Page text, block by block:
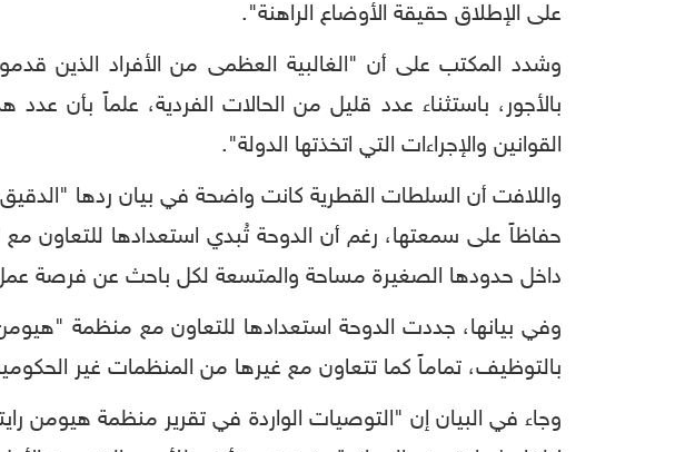
على الإطلاق حقيقة الأوضاع الراهنة".
وشدد المكتب على أن "الغالبية العظمى من الأفراد الذين
بالأجور، باستثناء عدد قليل من الحالات الفردية، علماً بأن
القوانين والإجراءات التي اتخذتها الدولة".
واللافت أن السلطات القطرية كانت واضحة في بيان ردها
حفاظاً على سمعتها، رغم أن الدوحة تُبدي استعدادها للتعاون
داخل حدودها الصغيرة مساحة والمتسعة لكل باحث عن فرصة
وفي بيانها، جددت الدوحة استعدادها للتعاون مع منظمة
بالتوظيف، تماماً كما تتعاون مع غيرها من المنظمات غير
وجاء في البيان إن "التوصيات الواردة في تقرير منظمة هيومن